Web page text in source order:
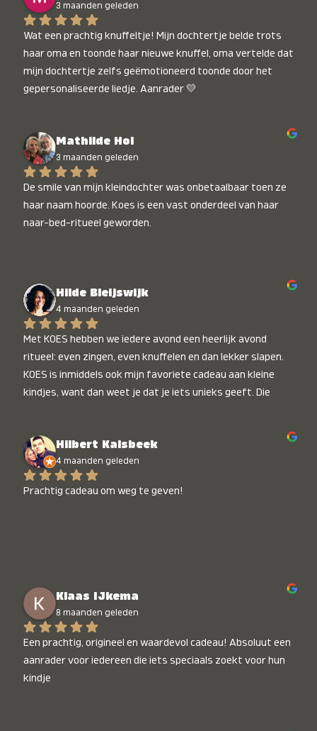
3 maanden geleden
Wat een prachtig knuffeltje! Mijn dochtertje belde trots
haar oma en toonde haar nieuwe knuffel, oma vertelde dat
mijn dochtertje zelfs geëmotioneerd toonde door het
gepersonaliseerde liedje. Aanrader 💛
Mathilde Hol
3 maanden geleden
De smile van mijn kleindochter was onbetaalbaar toen ze
haar naam hoorde. Koes is een vast onderdeel van haar
naar-bed-ritueel geworden.
Hilde Bleijswijk
4 maanden geleden
Met KOES hebben we iedere avond een heerlijk avond
ritueel: even zingen, even knuffelen en dan lekker slapen.
KOES is inmiddels ook mijn favoriete cadeau aan kleine
kindjes, want dan weet je dat je iets unieks geeft. Die
Hilbert Kalsbeek
4 maanden geleden
Prachtig cadeau om weg te geven!
Klaas IJkema
8 maanden geleden
Een prachtig, origineel en waardevol cadeau! Absoluut een
aanrader voor iedereen die iets speciaals zoekt voor hun
kindje